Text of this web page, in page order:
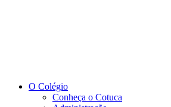
O Colégio
Conheça o Cotuca